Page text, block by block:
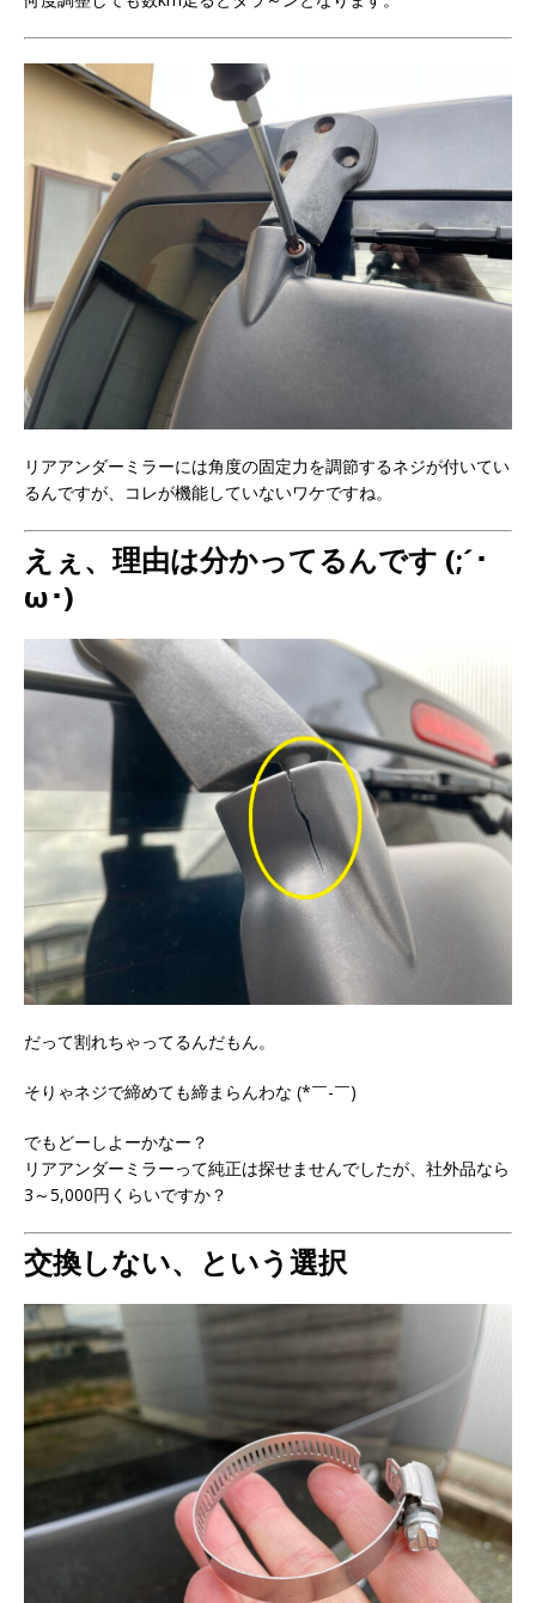
リアアンダーミラーには角度の固定力を調節するネジが付いてい
るんですが、コレが機能していないワケですね。
えぇ、理由は分かってるんです (;´･
ω･)
だって割れちゃってるんだもん。
そりゃネジで締めても締まらんわな (*￣-￣)
でもどーしよーかなー？
リアアンダーミラーって純正は探せませんでしたが、社外品なら
3～5,000円くらいですか？
交換しない、という選択